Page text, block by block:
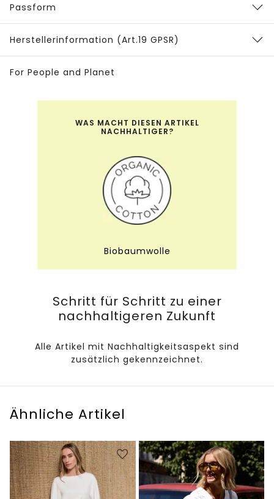
Passform
Herstellerinformation (Art.19 GPSR)
For People and Planet
WAS MACHT DIESEN ARTIKEL
NACHHALTIGER?
Biobaumwolle
Schritt für Schritt zu einer
nachhaltigeren Zukunft
Alle Artikel mit Nachhaltigkeitsaspekt sind
zusätzlich gekennzeichnet.
Ähnliche Artikel